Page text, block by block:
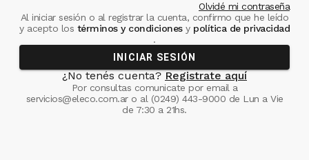
Olvidé mi contraseña
Al iniciar sesión o al registrar la cuenta, confirmo que he leído
y acepto los términos y condiciones ypolítica de privacidad
.
INICIAR SESIÓN
¿No tenés cuenta? Registrate aquí
Por consultas comunicate por email a
servicios@eleco.com.aro al (0249) 443-9000 de Lun a Vie
de 7:30 a 21hs.